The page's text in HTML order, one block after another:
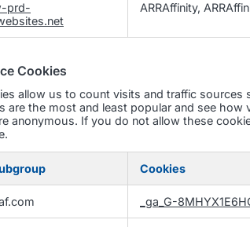
prd-
ARRAffinity,
Cookies
allow us to count visits and traffic
are the most and least popular and see
anonymous. If you do not allow these
Cookies
_ga_G-